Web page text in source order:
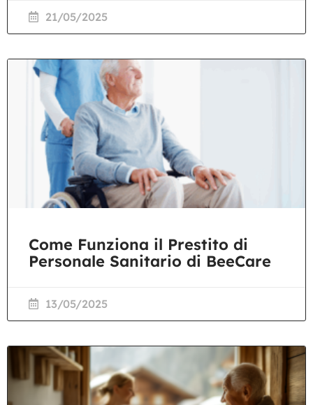
21/05/2025
Come Funziona il Prestito di
Personale Sanitario di BeeCare
13/05/2025